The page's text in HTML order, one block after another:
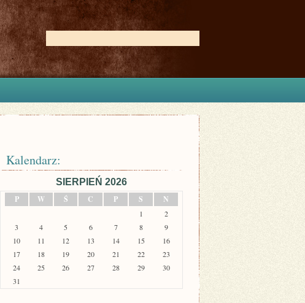
Kalendarz:
SIERPIEŃ 2026
P
W Ś C P S N
1
2
3
4 5 6 7 8
9
10
11 12 13 14 15
16
17
18 19 20 21 22
23
24
25 26 27 28 29
30
31